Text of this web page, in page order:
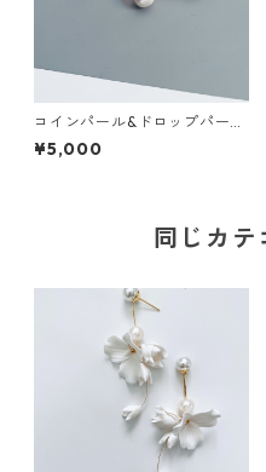
コインパール&ドロップパール
ピアス
¥5,000
同じカテ